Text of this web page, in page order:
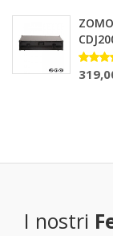
5.00
I nostri